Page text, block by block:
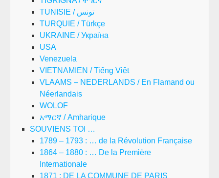
TUNISIE / تونس
TURQUIE / Türkçe
UKRAINE / Україна
USA
Venezuela
VIETNAMIEN / Tiếng Việt
VLAAMS – NEDERLANDS / En Flamand ou
Néerlandais
WOLOF
አማርኛ / Amharique
SOUVIENS TOI …
1789 – 1793 : … de la Révolution Française
1864 – 1880 : … De la Première
Internationale
1871 : DE LA COMMUNE DE PARIS